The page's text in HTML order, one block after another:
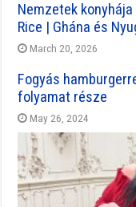
Nemzetek
Rice | Ghána és
March 20, 2026
Fogyás
folyamat része
May 26, 2024